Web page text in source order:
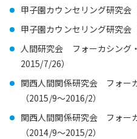
甲子園カウンセリング研究
甲子園カウンセリング研究
人間研究会 フォーカシング
2015/7/26）
関西人間関係研究会 フォー
（2015/9～2016/2）
関西人間関係研究会 フォー
（2014/9～2015/2）